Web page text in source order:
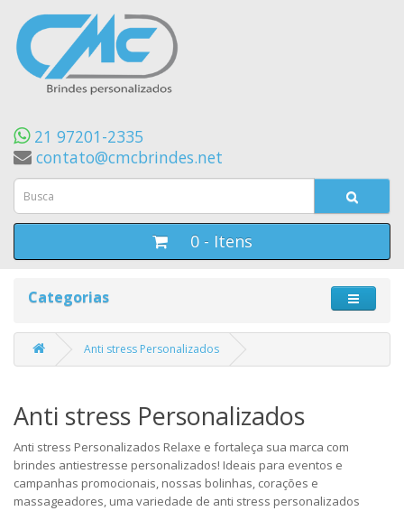
21 97201-2335
contato@cmcbrindes.net
0 - Itens
Categorias
Anti stress Personalizados
Anti stress Personalizados
Anti stress Personalizados Relaxe e fortaleça sua marca com
brindes antiestresse personalizados! Ideais para eventos e
campanhas promocionais, nossas bolinhas, corações e
massageadores, uma variedade de anti stress personalizados